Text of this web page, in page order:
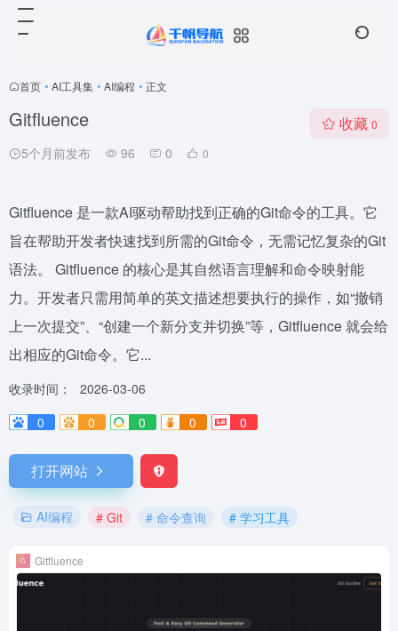
首页 • AI工具集 • AI编程 • 正文
Gitfluence
5个月前发布 96 0 0
收藏 0
Gitfluence 是一款AI驱动帮助找到正确的Git命令的工具。它
旨在帮助开发者快速找到所需的Git命令，无需记忆复杂的Git
语法。 Gitfluence 的核心是其自然语言理解和命令映射能
力。开发者只需用简单的英文描述想要执行的操作，如“撤销
上一次提交”、“创建一个新分支并切换”等，Gitfluence 就会给
出相应的Git命令。它...
收录时间：
2026-03-06
0
0 0 0 0
打开网站
AI编程 # Git # 命令查询 # 学习工具
Gitfluence